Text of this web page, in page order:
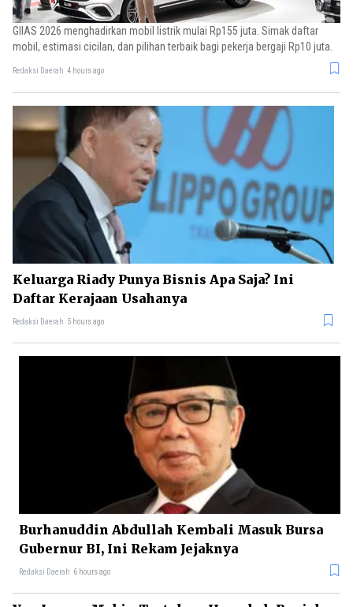
GIIAS 2026 menghadirkan mobil listrik mulai Rp155 juta. Simak daftar
mobil, estimasi cicilan, dan pilihan terbaik bagi pekerja bergaji Rp10 juta.
Redaksi Daerah 4 hours ago
Keluarga Riady Punya Bisnis Apa Saja? Ini
Daftar Kerajaan Usahanya
Redaksi Daerah 5 hours ago
Burhanuddin Abdullah Kembali Masuk Bursa
Gubernur BI, Ini Rekam Jejaknya
Redaksi Daerah 6 hours ago